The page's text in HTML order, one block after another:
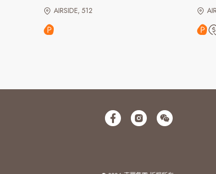
AIRSIDE, 512